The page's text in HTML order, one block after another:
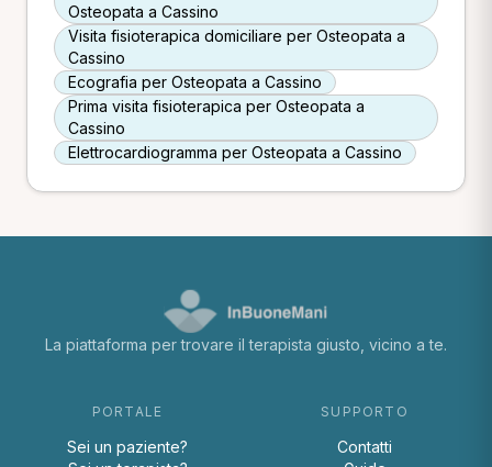
Osteopata a Cassino
Visita fisioterapica domiciliare per Osteopata a
Cassino
Ecografia per Osteopata a Cassino
Prima visita fisioterapica per Osteopata a
Cassino
Elettrocardiogramma per Osteopata a Cassino
La piattaforma per trovare il terapista giusto, vicino a te.
PORTALE
Sei un paziente?
SUPPORTO
Contatti